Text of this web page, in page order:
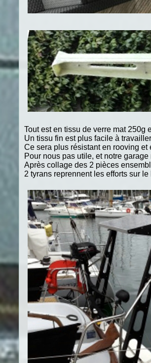
Tout est en tissu de verre mat 250g
Un tissu fin est plus facile à
Ce sera plus résistant en rooving
Pour nous pas utile, et notre garage
Après collage des 2 pièces
2 tyrans reprennent les efforts sur